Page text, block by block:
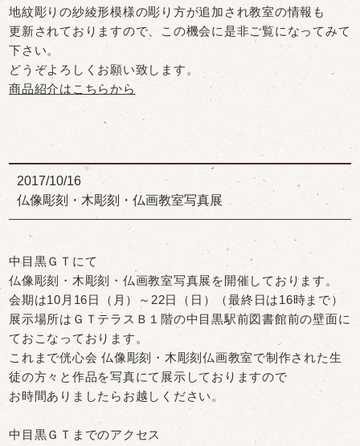
地紋彫りの紗綾形模様の彫り方が追加され教室の情報も
更新されておりますので、この機会に是非ご覧になってみて
下さい。
どうぞよろしくお願い致します。
商品紹介はこちらから
2017/10/16
仏像彫刻・木彫刻・仏画教室写真展
中目黒ＧＴにて
仏像彫刻・木彫刻・仏画教室写真展を開催しております。
会期は10月16日（月）～22日（日）（最終日は16時まで）
展示場所はＧＴテラスＢ１階の中目黒駅前図書館前の壁面に
ておこなっております。
これまで侊心会 仏像彫刻・木彫刻仏画教室で制作された生
徒の方々と作品を写真にて展示しておりますので
お時間ありましたらお越しください。
中目黒ＧＴまでのアクセス